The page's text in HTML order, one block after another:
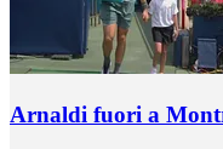
Arnaldi fuori a